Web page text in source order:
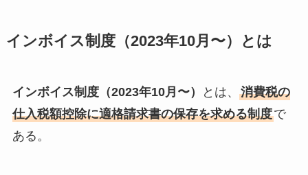
インボイス制度（2023年10月〜）とは
インボイス制度（2023年10月〜） とは、 消費税の
仕入税額控除に適格請求書の保存を求める制度で
ある。